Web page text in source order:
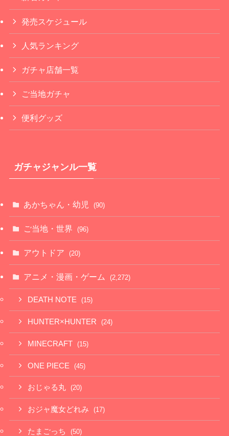
発売スケジュール
人気ランキング
ガチャ店舗一覧
ご当地ガチャ
便利グッズ
ガチャジャンル一覧
あかちゃん・幼児 (90)
ご当地・世界 (96)
アウトドア (20)
アニメ・漫画・ゲーム (2,272)
DEATH NOTE (15)
HUNTER×HUNTER (24)
MINECRAFT (15)
ONE PIECE (45)
おじゃる丸 (20)
おジャ魔女どれみ (17)
たまごっち (50)